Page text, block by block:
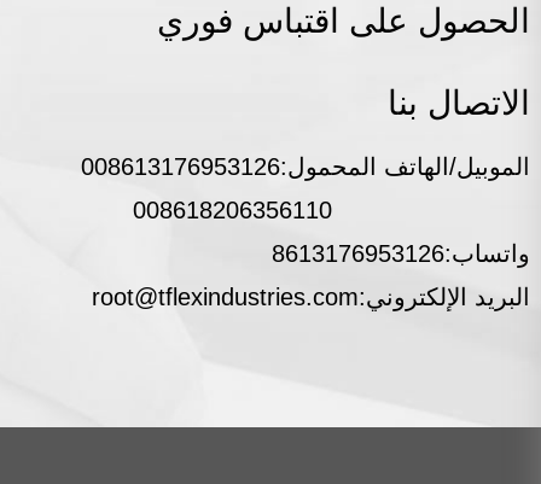
الحصول على اقتباس فوري
* الاتصال بنا
الموبيل/الهاتف المحمول:008613176953126
008618206356110
واتساب:8613176953126
البريد الإلكتروني:root@tflexindustries.com